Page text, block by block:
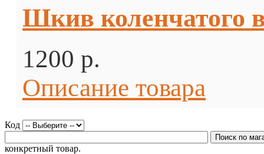
Шкив коленчатого
1200 p.
Описание товара
Код
конкретный товар.